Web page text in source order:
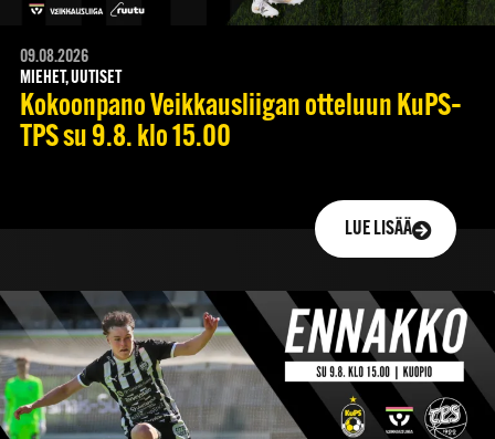
09.08.2026
MIEHET, UUTISET
Kokoonpano Veikkausliigan otteluun KuPS–
TPS su 9.8. klo 15.00
LUE LISÄÄ